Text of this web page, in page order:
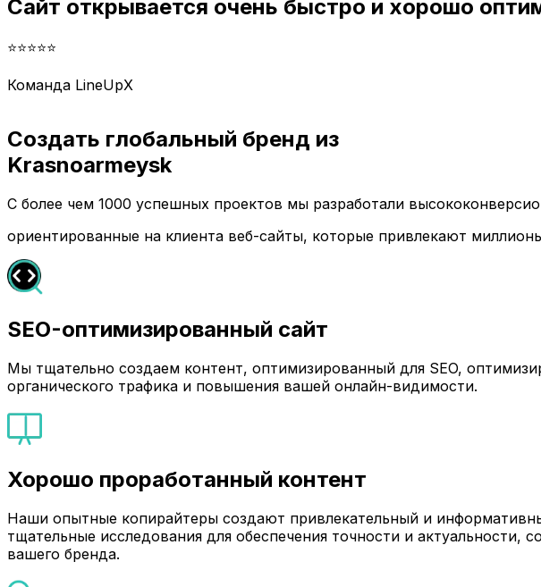
Сайт открывается очень быстро и хорошо
⭐⭐⭐⭐⭐
Команда LineUpX
Создать глобальный бренд из
Krasnoarmeysk
С более чем 1000 успешных проектов мы разработали
ориентированные на клиента веб-сайты, которые привлекают
SEO-оптимизированный сайт
Мы тщательно создаем контент, оптимизированный для SEO,
органического трафика и повышения вашей онлайн-видимости.
Хорошо проработанный контент
Наши опытные копирайтеры создают привлекательный и
тщательные исследования для обеспечения точности и
вашего бренда.